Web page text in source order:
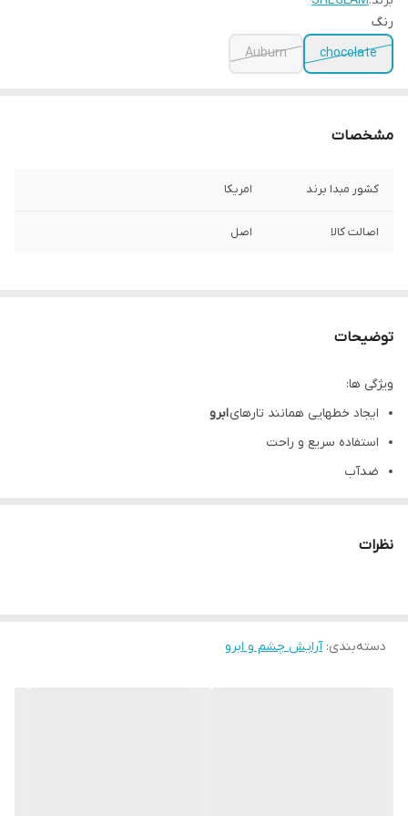
رنگ
chocolate
Auburn
مشخصات
کشور مبدا برند امریکا
اصالت کالا اصل
توضیحات
ویژگی ها:
ایجاد خطهایی همانند تارهایابرو
استفاده سریع و راحت
ضدآب
نظرات
دسته‌بندی:آرایش چشم و ابرو